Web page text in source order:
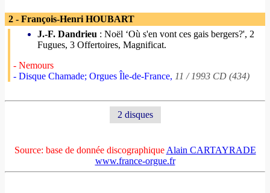
2 - François-Henri HOUBART
J.-F. Dandrieu : Noël ‘Où s'en vont ces gais bergers?', 2
Fugues, 3 Offertoires, Magnificat.
- Nemours
- Disque Chamade; Orgues Île-de-France, 11 / 1993 CD (434)
2 disques
Source: base de donnée discographique Alain CARTAYRADE
www.france-orgue.fr